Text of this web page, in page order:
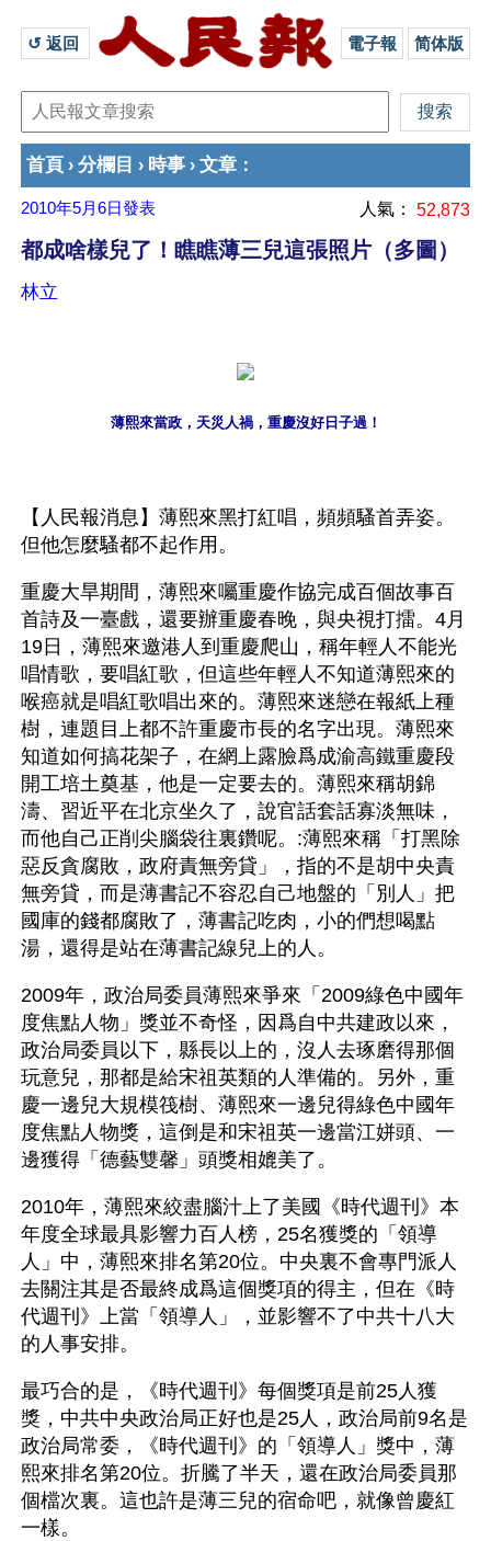
↺ 返回 電子報 简体版
首頁 › 分欄目 › 時事 › 文章 ：
2010年5月6日發表 人氣： 52,873
都成啥樣兒了！瞧瞧薄三兒這張照片（多圖）
林立
薄熙來當政，天災人禍，重慶沒好日子過！
【人民報消息】薄熙來黑打紅唱，頻頻騷首弄姿。
但他怎麼騷都不起作用。
重慶大旱期間，薄熙來囑重慶作協完成百個故事百
首詩及一臺戲，還要辦重慶春晚，與央視打擂。4月
19日，薄熙來邀港人到重慶爬山，稱年輕人不能光
唱情歌，要唱紅歌，但這些年輕人不知道薄熙來的
喉癌就是唱紅歌唱出來的。薄熙來迷戀在報紙上種
樹，連題目上都不許重慶市長的名字出現。薄熙來
知道如何搞花架子，在網上露臉爲成渝高鐵重慶段
開工培土奠基，他是一定要去的。薄熙來稱胡錦
濤、習近平在北京坐久了，說官話套話寡淡無味，
而他自己正削尖腦袋往裏鑽呢。:薄熙來稱「打黑除
惡反貪腐敗，政府責無旁貸」，指的不是胡中央責
無旁貸，而是薄書記不容忍自己地盤的「別人」把
國庫的錢都腐敗了，薄書記吃肉，小的們想喝點
湯，還得是站在薄書記線兒上的人。
2009年，政治局委員薄熙來爭來「2009綠色中國年
度焦點人物」獎並不奇怪，因爲自中共建政以來，
政治局委員以下，縣長以上的，沒人去琢磨得那個
玩意兒，那都是給宋祖英類的人準備的。另外，重
慶一邊兒大規模筏樹、薄熙來一邊兒得綠色中國年
度焦點人物獎，這倒是和宋祖英一邊當江姘頭、一
邊獲得「德藝雙馨」頭獎相媲美了。
2010年，薄熙來絞盡腦汁上了美國《時代週刊》本
年度全球最具影響力百人榜，25名獲獎的「領導
人」中，薄熙來排名第20位。中央裏不會專門派人
去關注其是否最終成爲這個獎項的得主，但在《時
代週刊》上當「領導人」，並影響不了中共十八大
的人事安排。
最巧合的是，《時代週刊》每個獎項是前25人獲
獎，中共中央政治局正好也是25人，政治局前9名是
政治局常委，《時代週刊》的「領導人」獎中，薄
熙來排名第20位。折騰了半天，還在政治局委員那
個檔次裏。這也許是薄三兒的宿命吧，就像曾慶紅
一樣。